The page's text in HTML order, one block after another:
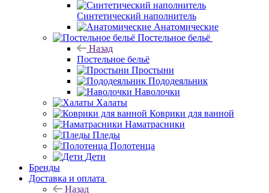
Синтетический наполнитель
Анатомические
Постельное бельё
Назад
Постельное бельё
Простыни
Пододеяльник
Наволочки
Халаты
Коврики для ванной
Наматрасники
Пледы
Полотенца
Дети
Бренды
Доставка и оплата
Назад